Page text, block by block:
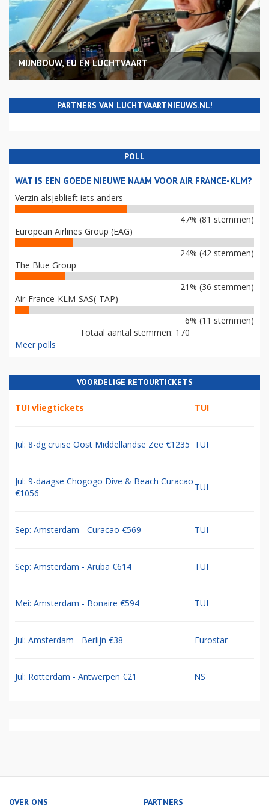
MIJNBOUW, EU EN LUCHTVAART
PARTNERS VAN LUCHTVAARTNIEUWS.NL!
POLL
WAT IS EEN GOEDE NIEUWE NAAM VOOR AIR FRANCE-KLM?
Verzin alsjeblieft iets anders
47% (81 stemmen)
European Airlines Group (EAG)
24% (42 stemmen)
The Blue Group
21% (36 stemmen)
Air-France-KLM-SAS(-TAP)
6% (11 stemmen)
Totaal aantal stemmen: 170
Meer polls
VOORDELIGE RETOURTICKETS
TUI vliegtickets TUI
Jul: 8-dg cruise Oost Middellandse Zee €1235 TUI
Jul: 9-daagse Chogogo Dive & Beach Curacao
€1056
TUI
Sep: Amsterdam - Curacao €569 TUI
Sep: Amsterdam - Aruba €614 TUI
Mei: Amsterdam - Bonaire €594 TUI
Jul: Amsterdam - Berlijn €38 Eurostar
Jul: Rotterdam - Antwerpen €21 NS
OVER ONS PARTNERS